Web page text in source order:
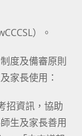
）。
度及備審原則
家長使用：
招資訊，協助
生及家長善用